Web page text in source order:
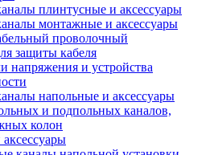
плинтусные и аксессуары
монтажные и аксессуары
проволочный
защиты кабеля
напряжения и устройства
напольные и аксессуары
и подпольных каналов,
колон